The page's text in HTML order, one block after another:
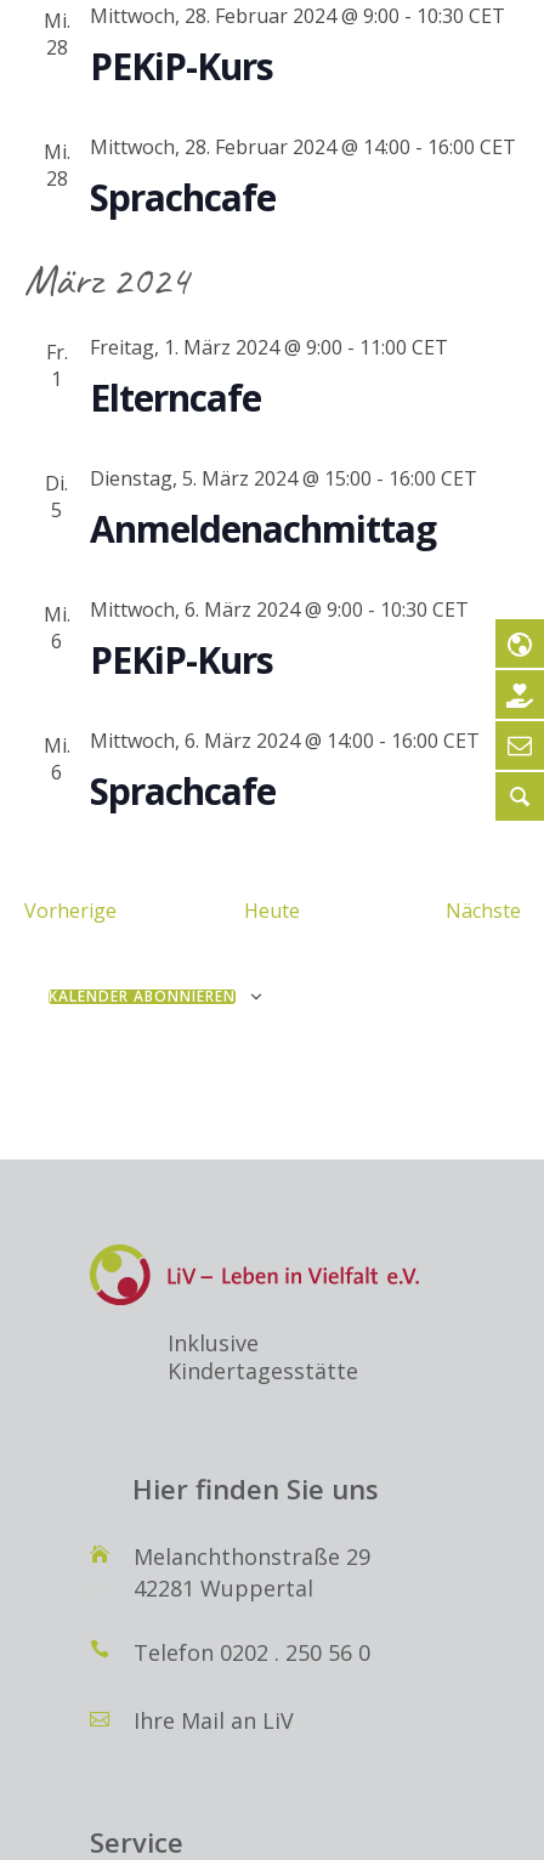
Mi.
28
Mittwoch, 28. Februar 2024 @ 9:00 - 10:30 CET
PEKiP-Kurs
Mi.
28
Mittwoch, 28. Februar 2024 @ 14:00 - 16:00 CET
Sprachcafe
März 2024
Fr.
1
Freitag, 1. März 2024 @ 9:00 - 11:00 CET
Elterncafe
Di.
5
Dienstag, 5. März 2024 @ 15:00 - 16:00 CET
Anmeldenachmittag
Mi.
6
Mittwoch, 6. März 2024 @ 9:00 - 10:30 CET
PEKiP-Kurs
Mi.
6
Mittwoch, 6. März 2024 @ 14:00 - 16:00 CET
Sprachcafe
VorherigeVeranstaltungenHeute Nächste
KALENDER ABONNIEREN
Inklusive
Kindertagesstätte
Hier finden Sie uns
Melanchthonstraße 29
42281 Wuppertal
Telefon 0202 . 250 56 0
Ihre Mail an LiV
Service